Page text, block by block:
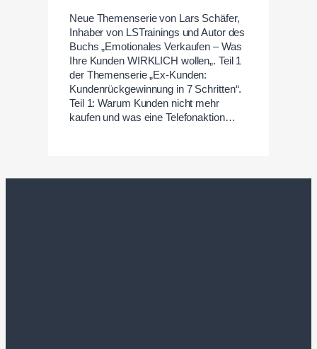
Neue Themenserie von Lars Schäfer,
Inhaber von LSTrainings und Autor des
Buchs „Emotionales Verkaufen – Was
Ihre Kunden WIRKLICH wollen„. Teil 1
der Themenserie „Ex-Kunden:
Kundenrückgewinnung in 7 Schritten“.
Teil 1: Warum Kunden nicht mehr
kaufen und was eine Telefonaktion…